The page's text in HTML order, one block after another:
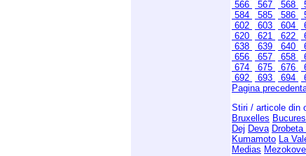
566
567 568
584
585 586
602
603 604
620
621 622
638
639 640
656
657 658
674
675 676
692
693 694
Pagina
Stiri / articole din
Bruxelles
Dej Deva
Kumamoto La
Medias